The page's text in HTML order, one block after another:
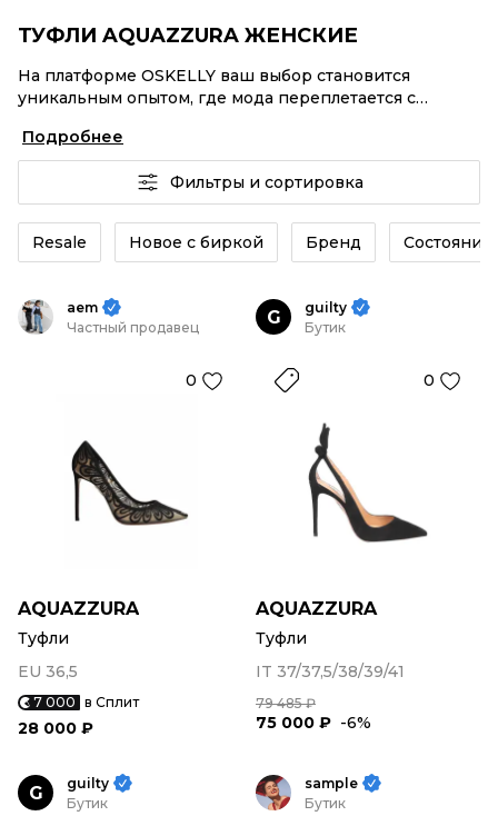
ТУФЛИ AQUAZZURA ЖЕНСКИЕ
На платформе OSKELLY ваш выбор становится
уникальным опытом, где мода переплетается с
аутентификация каждого заказа – Туфли AQUAZZURA
женские от селлеров OSKELLY с быстрой доставкой
по России. Ваш стиль не ждет, и мы тоже! Винтажные
изделия или Туфли AQUAZZURA женские из новых
коллекций – заказывайте на сайте или в приложении
OSKELLY с целой экосистемой инструментов.
Подробнее
Фильтры и сортировка
Resale Новое с биркой Бренд Состояние
aem
Частный продавец
0
AQUAZZURA
Туфли
EU 36,5
7 000 в Сплит
28 000 ₽
G
guilty
Бутик
0
AQUAZZURA
Туфли
IT 37/37,5/38/39/41
79 485 ₽
75 000 ₽ -6%
G
guilty
Бутик
sample
Бутик